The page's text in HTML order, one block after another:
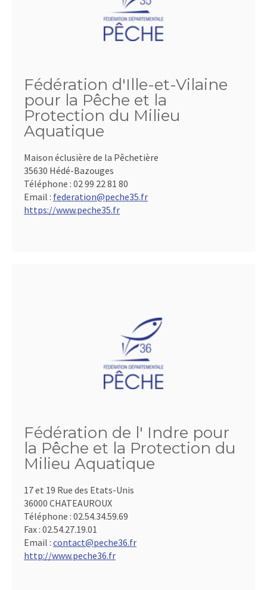
Fédération d'Ille-et-Vilaine
pour la Pêche et la
Protection du Milieu
Aquatique
Maison éclusière de la Pêchetière
35630 Hédé-Bazouges
Téléphone : 02 99 22 81 80
Email : federation@peche35.fr
https://www.peche35.fr
Fédération de l' Indre pour
la Pêche et la Protection du
Milieu Aquatique
17 et 19 Rue des Etats-Unis
36000 CHATEAUROUX
Téléphone : 02.54.34.59.69
Fax : 02.54.27.19.01
Email : contact@peche36.fr
http://www.peche36.fr